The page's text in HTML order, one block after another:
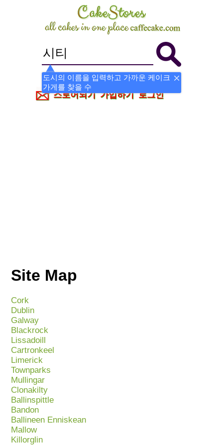
도시의 이름을 입력하고 가까운 케이크
가게를 찾을 수
스토어되기 가입하기 로그인
Site Map
Cork
Dublin
Galway
Blackrock
Lissadoill
Cartronkeel
Limerick
Townparks
Mullingar
Clonakilty
Ballinspittle
Bandon
Ballineen Enniskean
Mallow
Killorglin